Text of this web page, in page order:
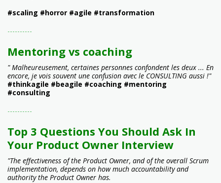
#scaling #horror #agile #transformation
----------
Mentoring vs coaching
" Malheureusement, certaines personnes confondent les deux ... En
encore, je vois souvent une confusion avec le CONSULTING aussi !"
#thinkagile #beagile #coaching #mentoring
#consulting
----------
Top 3 Questions You Should Ask In
Your Product Owner Interview
"The effectiveness of the Product Owner, and of the overall Scrum
implementation, depends on how much accountability and
authority the Product Owner has.